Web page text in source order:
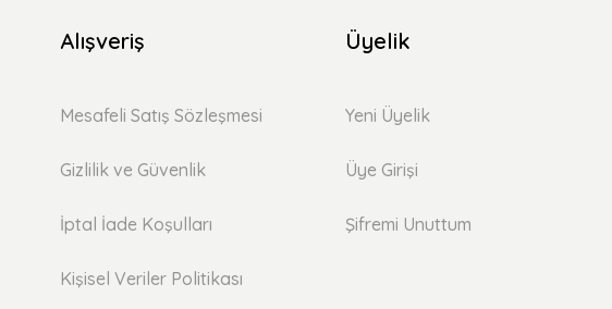
Alışveriş
Mesafeli Satış Sözleşmesi
Gizlilik ve Güvenlik
İptal İade Koşulları
Kişisel Veriler Politikası
Üyelik
Yeni Üyelik
Üye Girişi
Şifremi Unuttum